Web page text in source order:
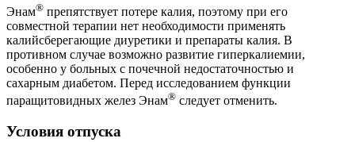
Энам® препятствует потере калия, поэтому при его
совместной терапии нет необходимости применять
калийсберегающие диуретики и препараты калия. В
противном случае возможно развитие гиперкалиемии,
особенно у больных с почечной недостаточностью и
сахарным диабетом. Перед исследованием функции
паращитовидных желез Энам® следует отменить.
Условия отпуска